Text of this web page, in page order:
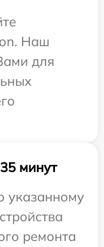
Наш
для
минут
указанному
ремонта